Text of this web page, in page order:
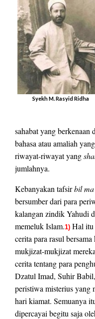
Syekh M. Rasyid Ridha
sahabat yang berkenaan
bahasa atau amaliah
riwayat-riwayat yang
jumlahnya.
Kebanyakan tafsirbil
bersumber dari para
kalangan zindik Yahudi
memeluk Islam.1) Hal itu
cerita para rasul
mukjizat-mukjizat
cerita tentang para
Dzatul Imad, Suhir
peristiwa misterius yang
hari kiamat. Semuanya
dipercayai begitu saja